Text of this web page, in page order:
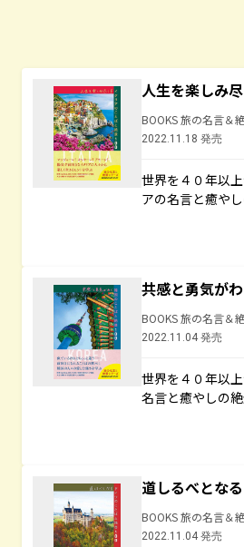
人生を楽しみ
BOOKS 旅の名言＆
2022.11.18 発売
世界を４０年以
アの名言と癒や
共感と勇気が
BOOKS 旅の名言＆
2022.11.04 発売
世界を４０年以
名言と癒やしの
道しるべとな
BOOKS 旅の名言＆
2022.11.04 発売